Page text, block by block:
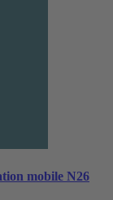
mobile N26